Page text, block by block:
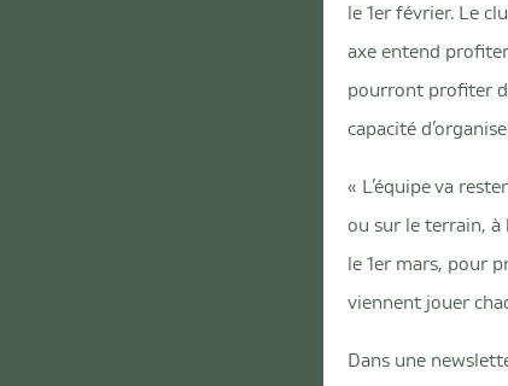
le 1er février. Le
axe entend
pourront profiter
capacité
« L’équipe va
ou sur le terrain, à
le 1er mars, pour
viennent jouer
Dans une